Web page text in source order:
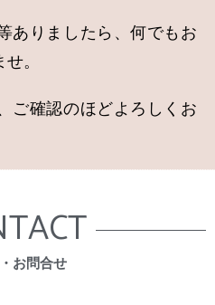
ありましたら、何でもお
。
ご確認のほどよろしくお
お問合せ